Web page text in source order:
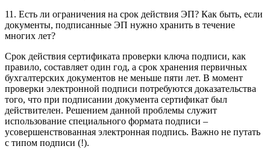
11. Есть ли ограничения на срок действия ЭП? Как быть, если
документы, подписанные ЭП нужно хранить в течение
многих лет?
Срок действия сертификата проверки ключа подписи, как
правило, составляет один год, а срок хранения первичных
бухгалтерских документов не меньше пяти лет. В момент
проверки электронной подписи потребуются доказательства
того, что при подписании документа сертификат был
действителен. Решением данной проблемы служит
использование специального формата подписи –
усовершенствованная электронная подпись. Важно не путать
с типом подписи (!).